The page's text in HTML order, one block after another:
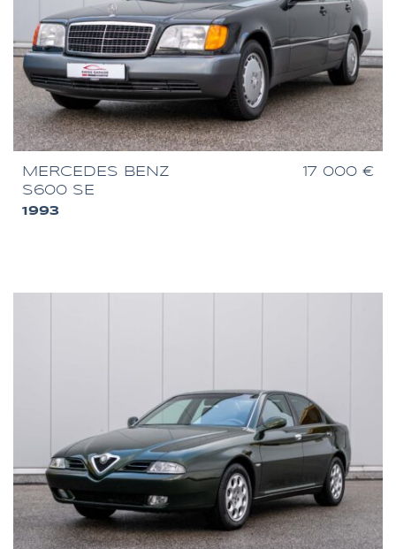
MERCEDES BENZ
S600 SE
1993
17 000 €